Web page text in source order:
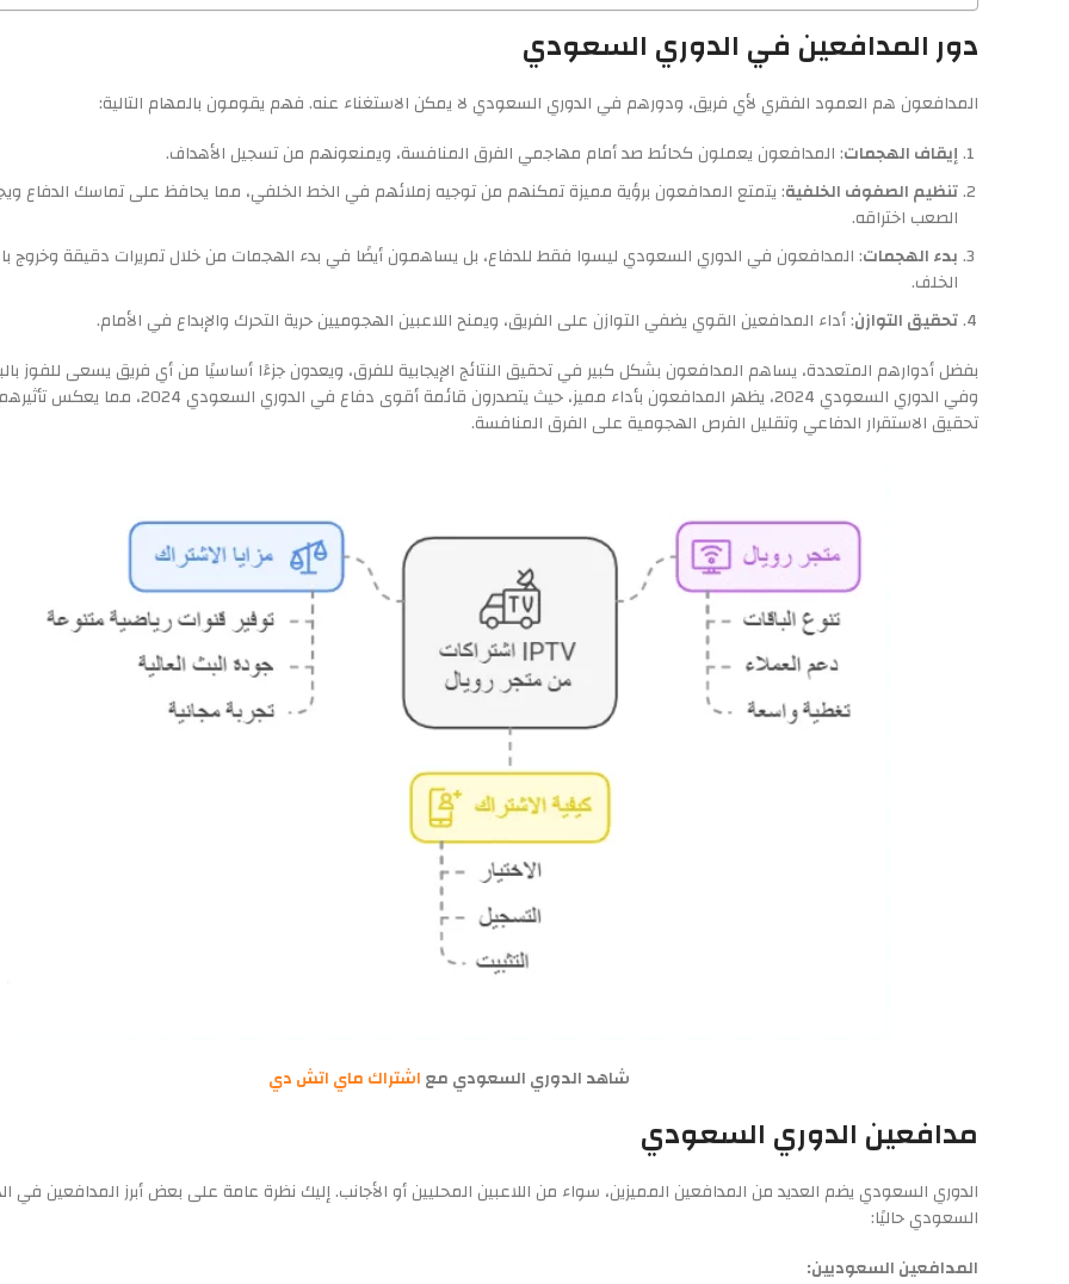
دور المدافعين في الدوري السعودي
المدافعون هم العمود الفقري لأي فريق، ودورهم في الدوري السعودي لا يمكن الاستغناء عنه. فهم يقومون بالمهام التالية:
إيقاف الهجمات: المدافعون يعملون كحائط صد أمام مهاجمي الفرق المنافسة، ويمنعونهم من تسجيل الأهداف.
تنظيم الصفوف الخلفية: يتمتع المدافعون برؤية مميزة تمكنهم من توجيه زملائهم في الخط الخلفي، مما يحافظ على تماسك الدفاع
الصعب اختراقه.
بدء الهجمات: المدافعون في الدوري السعودي ليسوا فقط للدفاع، بل يساهمون أيضًا في بدء الهجمات من خلال تمريرات دقيقة وخروج
الخلف.
تحقيق التوازن: أداء المدافعين القوي يضفي التوازن على الفريق، ويمنح اللاعبين الهجوميين حرية التحرك والإبداع في الأمام.
بفضل أدوارهم المتعددة، يساهم المدافعون بشكل كبير في تحقيق النتائج الإيجابية للفرق، ويعدون جزءًا أساسيًا من أي فريق يسعى للفوز
وفي الدوري السعودي 2024، يظهر المدافعون بأداء مميز، حيث يتصدرون قائمة أقوى دفاع
تحقيق الاستقرار الدفاعي وتقليل الفرص الهجومية على الفرق المنافسة.
شاهد الدوري السعودي معاشتراك ماي اتش دي
مدافعين الدوري السعودي
الدوري السعودي يضم العديد من المدافعين المميزين، سواء من اللاعبين المحليين أو الأجانب. إليك نظرة عامة على بعض أبرز المدافعين في
السعودي حاليًا:
المدافعين السعوديين: